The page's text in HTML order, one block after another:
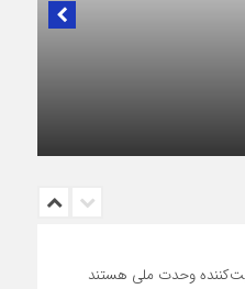
رهبری؛
وحدت ملی هستند